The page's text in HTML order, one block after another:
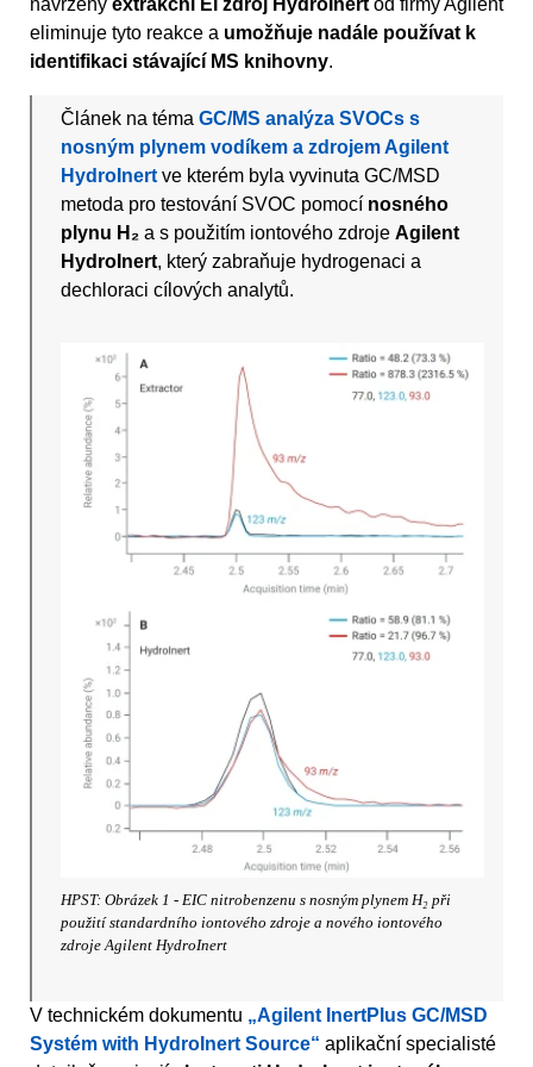
navržený extrakční EI zdroj HydroInertod firmy Agilent
eliminuje tyto reakce a umožňuje nadále používat k
identifikaci stávající MS knihovny.
Článek na témaGC/MS analýza SVOCs s
nosným plynem vodíkem a zdrojem Agilent
HydroInertve kterém byla vyvinuta GC/MSD
metoda pro testování SVOC pomocí nosného
plynu H₂ a s použitím iontového zdrojeAgilent
HydroInert, který zabraňuje hydrogenaci a
dechloraci cílových analytů.
HPST: Obrázek 1 - EIC nitrobenzenu s nosným plynem H₂ při
použití standardního iontového zdroje a nového iontového
zdroje Agilent HydroInert
V technickém dokumentu „Agilent InertPlus GC/MSD
Systém with HydroInert Source“ aplikační specialisté